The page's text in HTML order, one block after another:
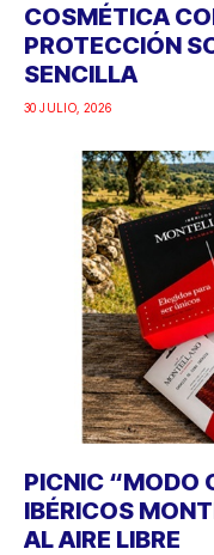
COSMÉTICA
PROTECCIÓN
SENCILLA
30 JULIO, 2026
PICNIC “MODO
IBÉRICOS
AL AIRE LIBRE